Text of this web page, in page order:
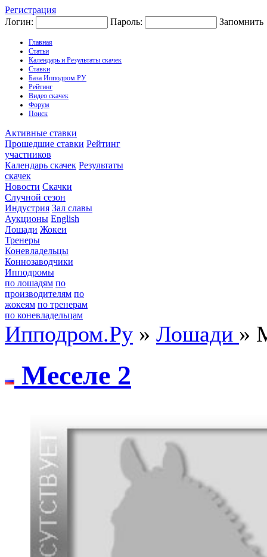
Регистрация
Логин:
Пароль: Запомнить
Главная
Статьи
Календарь и Результаты скачек
Ставки
База Ипподром.РУ
Рейтинг
Видео скачек
Форум
Поиск
Активные ставки
Прошедшие ставки Рейтинг
участников
Календарь скачек Результаты
скачек
Новости Скачки
Случной сезон
Индустрия Зал славы
Аукционы English
Лошади Жокеи
Тренеры
Коневладельцы
Коннозаводчики
Ипподромы
по лошадям по
производителям по
жокеям по тренерам
по коневладельцам
Ипподром.Ру » Лошади »
Mеcеле 2